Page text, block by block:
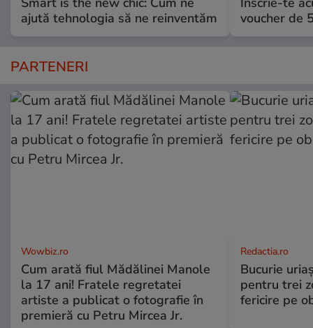
ajută tehnologia să ne reinventăm
voucher de
PARTENERI
Wowbiz.ro
Cum arată fiul Mădălinei Manole
la 17 ani! Fratele regretatei
artiste a publicat o fotografie în
premieră cu Petru Mircea Jr.
Redactia.ro
Bucurie
pentru trei
fericire pe